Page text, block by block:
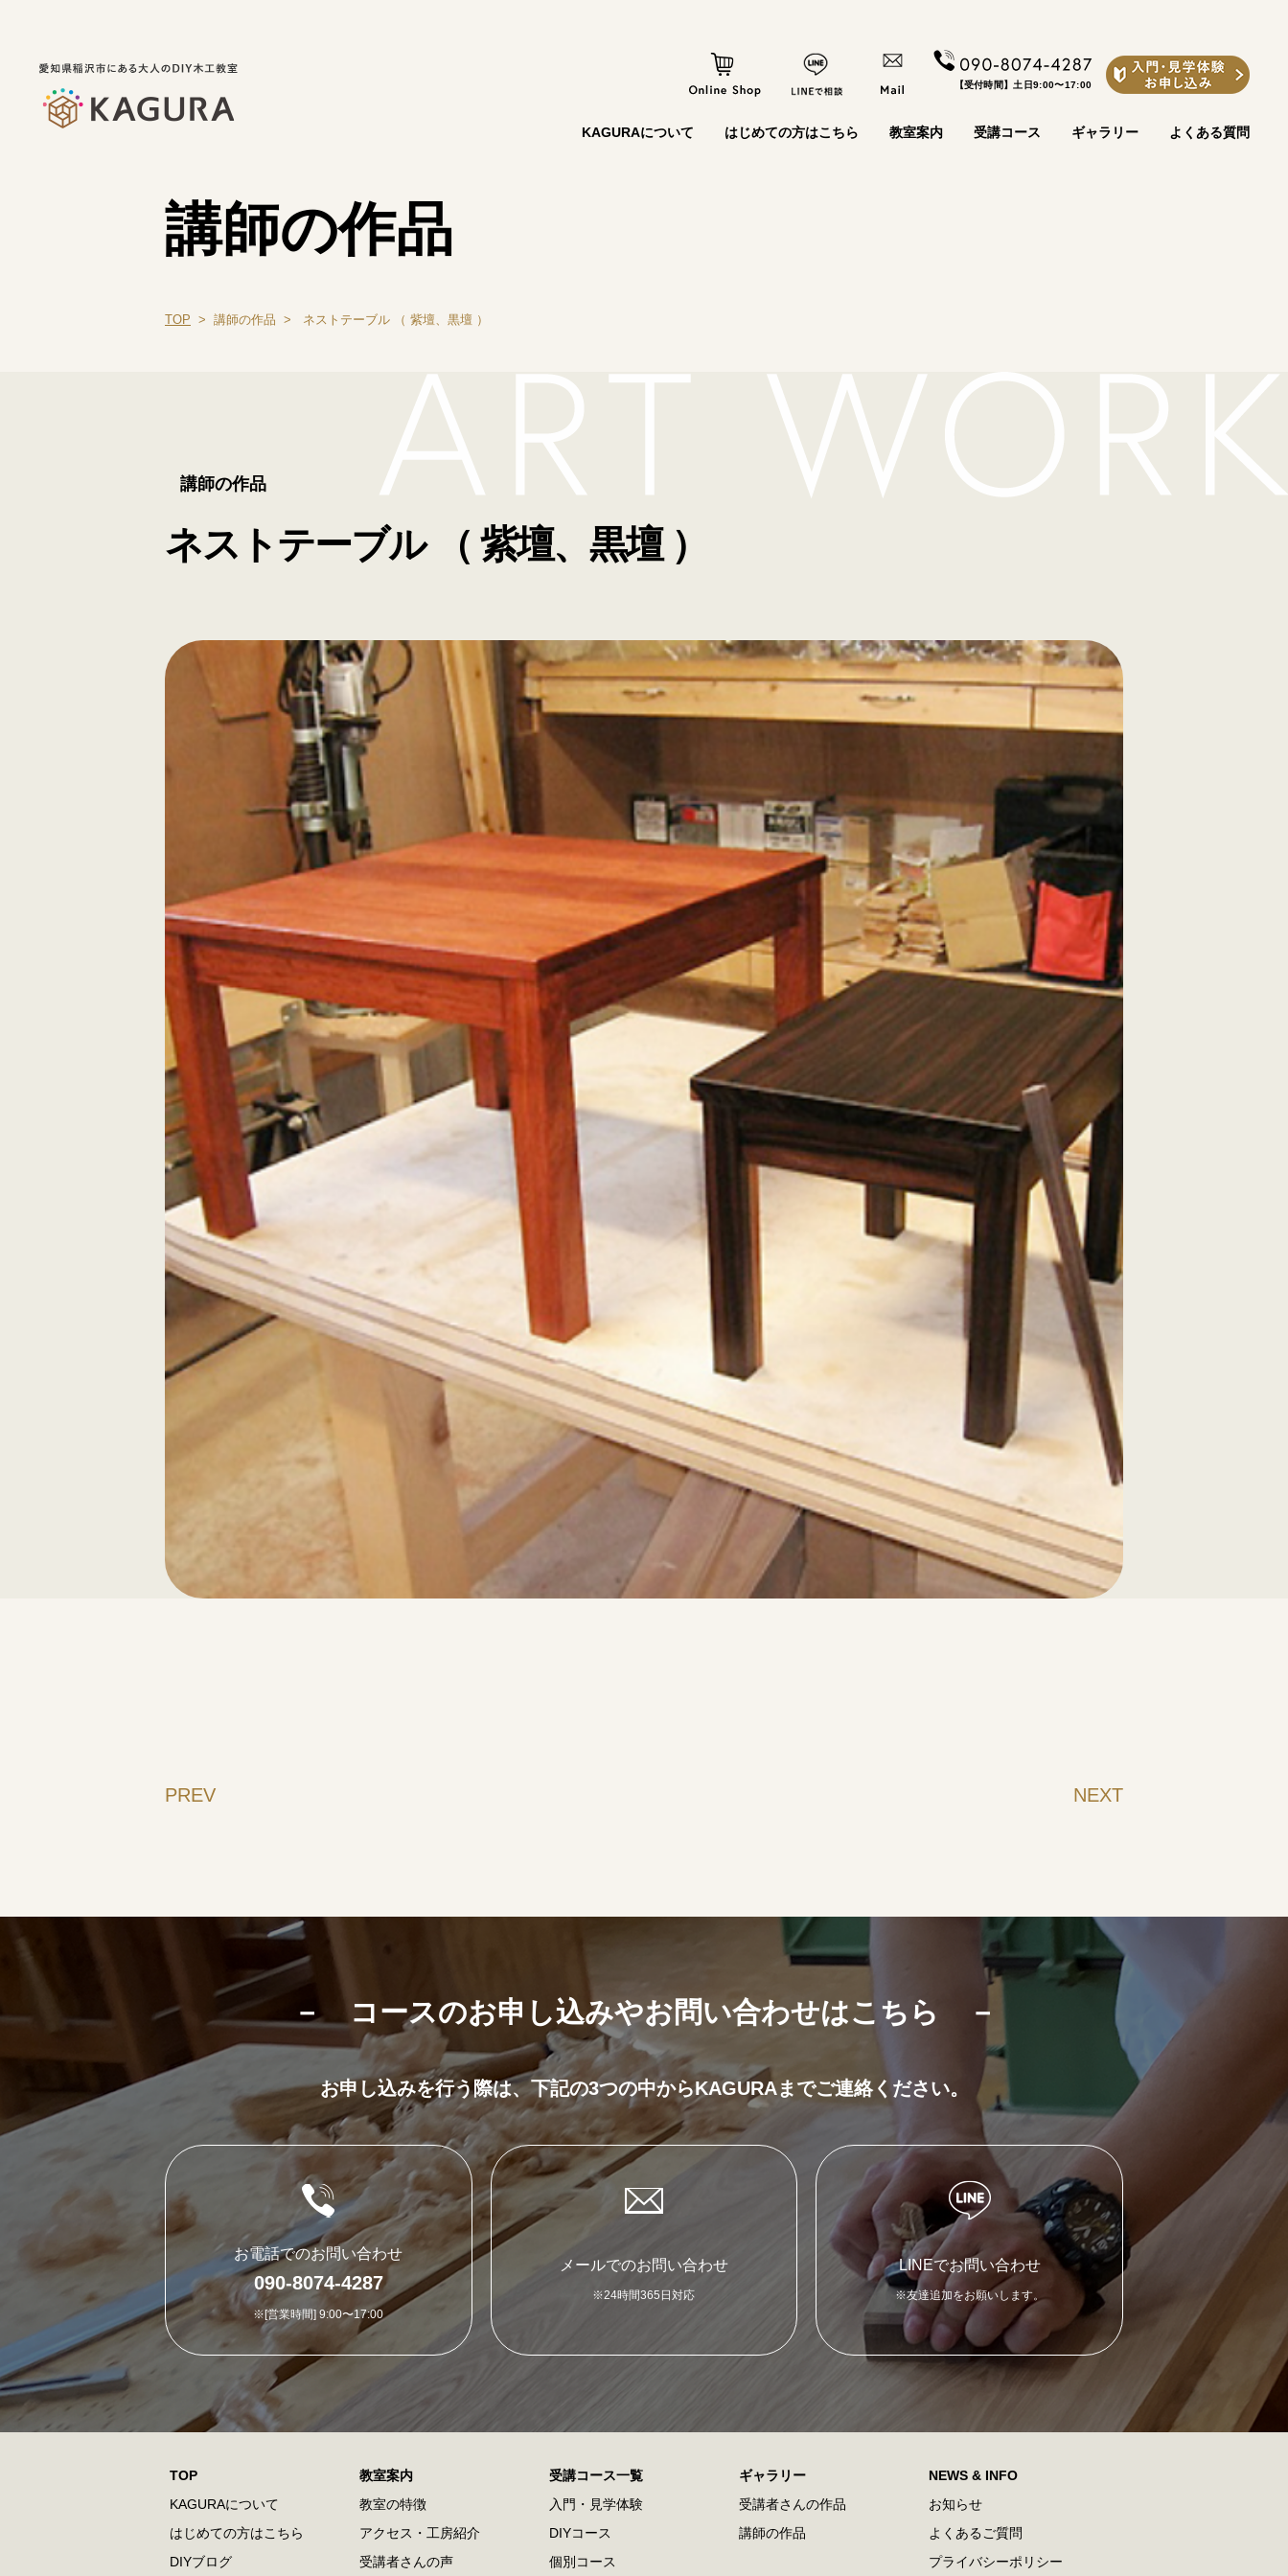
【受付時間】土日9:00〜17:00
KAGURAについて はじめての方はこちら 教室案内 受講コース ギャラリー よくある質問
講師の作品
TOP > 講師の作品 > ネストテーブル （ 紫壇、黒壇 ）
講師の作品
ネストテーブル （ 紫壇、黒壇 ）
PREV NEXT
－ コースのお申し込みやお問い合わせはこちら －
お申し込みを行う際は、下記の3つの中からKAGURAまでご連絡ください。
お電話でのお問い合わせ
090-8074-4287
※[営業時間] 9:00〜17:00
メールでのお問い合わせ
※24時間365日対応
LINEでお問い合わせ
※友達追加をお願いします。
TOP
KAGURAについて
はじめての方はこちら
DIYブログ
教室案内
教室の特徴
アクセス・⼯房紹介
受講者さんの声
受講コース一覧
⼊⾨・⾒学体験
DIYコース
個別コース
ギャラリー
受講者さんの作品
講師の作品
NEWS & INFO
お知らせ
よくあるご質問
プライバシーポリシー